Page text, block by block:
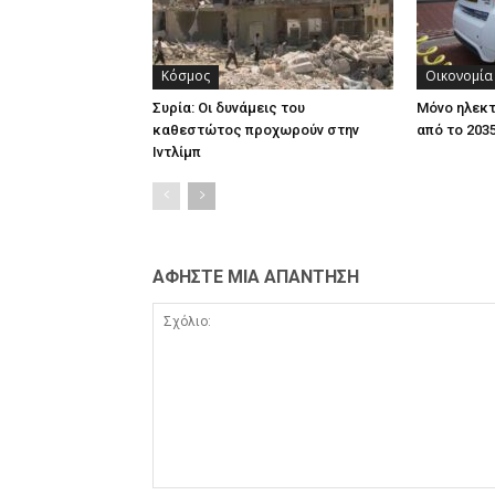
Κόσμος
Συρία: Οι δυνάμεις του
καθεστώτος προχωρούν στην
Ιντλίμπ
Οικονομία
Μόνο
από το
ΑΦΗΣΤΕ ΜΙΑ ΑΠΑΝΤΗΣΗ